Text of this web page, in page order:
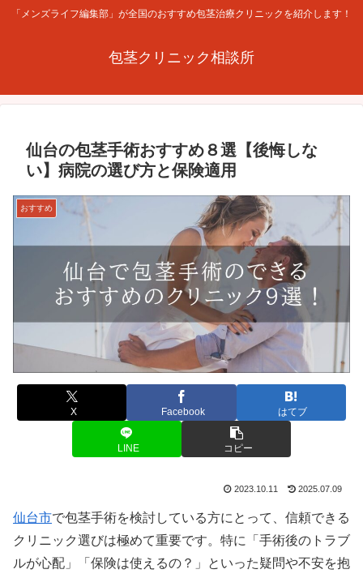
「メンズライフ編集部」が全国のおすすめ包茎治療クリニックを紹介します！
包茎クリニック相談所
仙台の包茎手術おすすめ８選【後悔しな
い】病院の選び方と保険適用
おすすめ
X Facebook はてブ
LINE コピー
2023.10.11 2025.07.09
仙台市で包茎手術を検討している方にとって、信頼できる
クリニック選びは極めて重要です。特に「手術後のトラブ
ルが心配」「保険は使えるの？」といった疑問や不安を抱